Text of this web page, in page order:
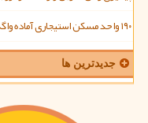
۱۹۰ واحد مسکن استیجاری آماده واگذاری به زوج های جوان است
جدیدترین ها